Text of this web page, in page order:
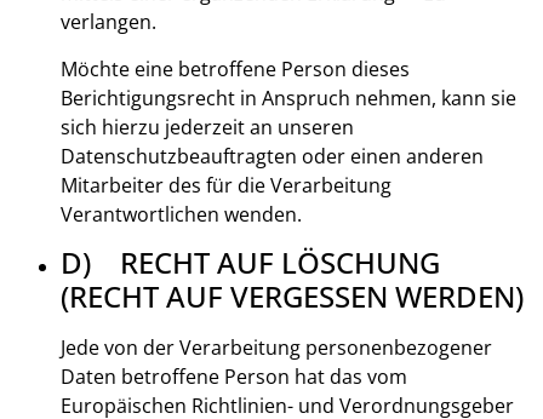
verlangen.
Möchte eine betroffene Person dieses
Berichtigungsrecht in Anspruch nehmen, kann sie
sich hierzu jederzeit an unseren
Datenschutzbeauftragten oder einen anderen
Mitarbeiter des für die Verarbeitung
Verantwortlichen wenden.
D) RECHT AUF LÖSCHUNG
(RECHT AUF VERGESSEN WERDEN)
Jede von der Verarbeitung personenbezogener
Daten betroffene Person hat das vom
Europäischen Richtlinien- und Verordnungsgeber